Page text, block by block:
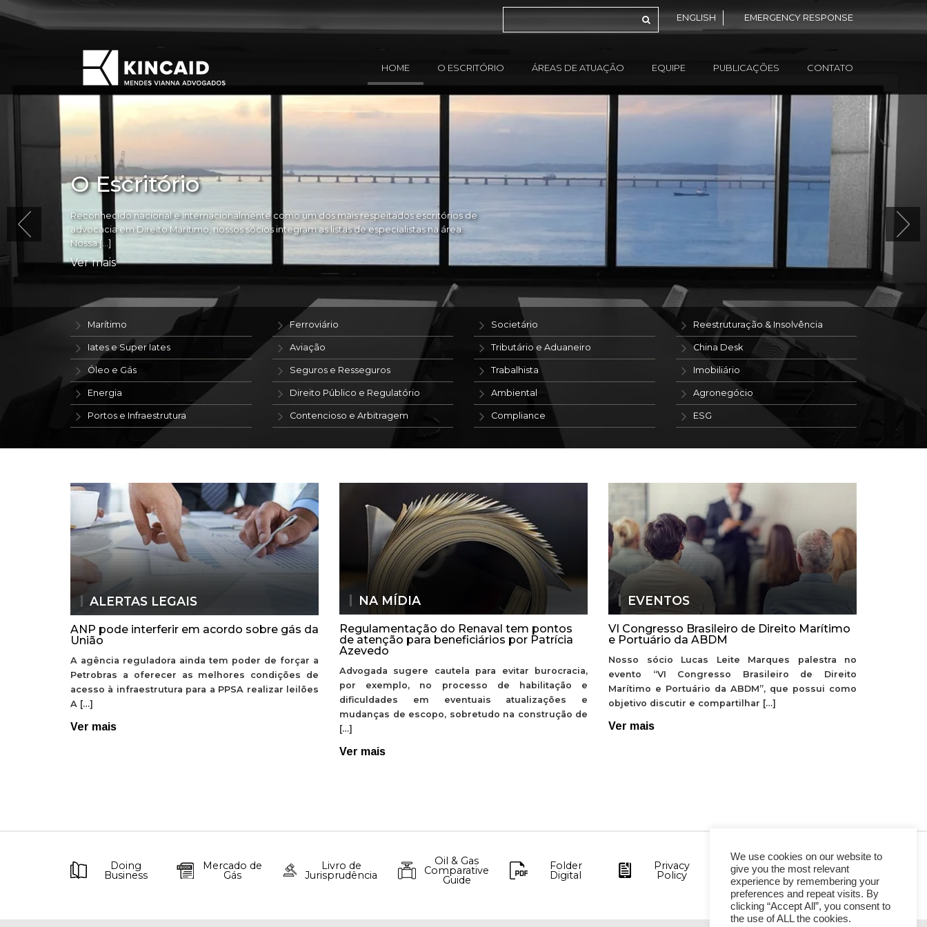
ENGLISH EMERGENCY RESPONSE
HOME O ESCRITÓRIO ÁREAS DE ATUAÇÃO EQUIPE PUBLICAÇÕES CONTATO
O Escritório
Reconhecido nacional e internacionalmente como um dos mais respeitados escritórios de
advocacia em Direito Marítimo, nossos sócios integram as listas de especialistas na área.
Nossa […]
Ver mais
Marítimo
Iates e Super Iates
Óleo e Gás
Energia
Portos e Infraestrutura
Ferroviário
Aviação
Seguros e Resseguros
Direito Público e Regulatório
Contencioso e Arbitragem
Societário
Tributário e Aduaneiro
Trabalhista
Ambiental
Compliance
Reestruturação & Insolvência
China Desk
Imobiliário
Agronegócio
ESG
ALERTAS LEGAIS
ANP pode interferir em acordo sobre gás da
União
A agência reguladora ainda tem poder de forçar a
Petrobras a oferecer as melhores condições de
acesso à infraestrutura para a PPSA realizar leilões
A […]
Ver mais
NA MÍDIA
Regulamentação do Renaval tem pontos
de atenção para beneficiários por Patrícia
Azevedo
Advogada sugere cautela para evitar burocracia,
por exemplo, no processo de habilitação e
dificuldades em eventuais atualizações e
mudanças de escopo, sobretudo na construção de
[…]
Ver mais
EVENTOS
VI Congresso Brasileiro de Direito Marítimo
e Portuário da ABDM
Nosso sócio Lucas Leite Marques palestra no
evento “VI Congresso Brasileiro de Direito
Marítimo e Portuário da ABDM”, que possui como
objetivo discutir e compartilhar […]
Ver mais
Doing
Business
Mercado de
Gás
Livro de
Jurisprudência
Oil & Gas
Comparative
Guide
Folder
Digital
Privacy
Policy
We use cookies on our website to
give you the most relevant
experience by remembering your
preferences and repeat visits. By
clicking “Accept All”, you consent to
the use of ALL the cookies.